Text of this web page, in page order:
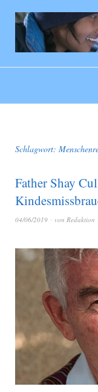
Schlagwort:
Father Shay
04/06/2019 von Redaktion